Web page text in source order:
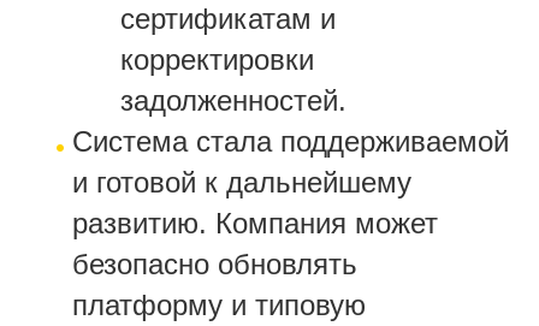
сертификатам и
корректировки
задолженностей.
Система стала поддерживаемой
и готовой к дальнейшему
развитию. Компания может
безопасно обновлять
платформу и типовую